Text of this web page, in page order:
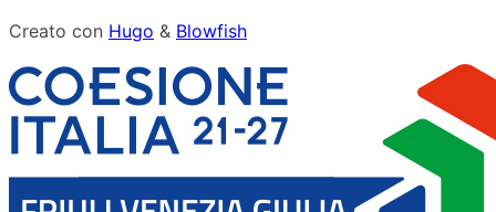
Creato con Hugo & Blowfish